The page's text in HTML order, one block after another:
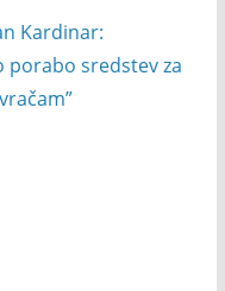
Kardinar:
porabo sredstev za